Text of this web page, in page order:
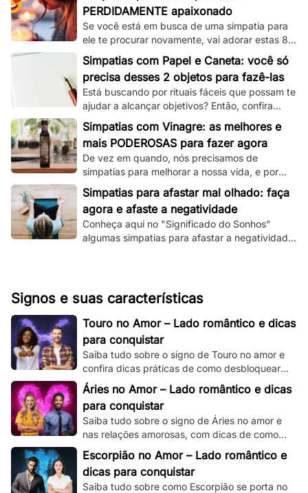
PERDIDAMENTE apaixonado
Se você está em busca de uma simpatia para
ele te procurar novamente, vai adorar estas 8
simpatias de amor e amarração que
separamos.
Simpatias com Papel e Caneta: você só
precisa desses 2 objetos para fazê-las
Está buscando por rituais fáceis que possam te
ajudar a alcançar objetivos? Então, confira
essas simpatias com papel e caneta.
Simpatias com Vinagre: as melhores e
mais PODEROSAS para fazer agora
De vez em quando, nós precisamos de
simpatias para melhorar a nossa vida, e por
isso, veja aqui as melhores que utilizam
vinagre!
Simpatias para afastar mal olhado: faça
agora e afaste a negatividade
Conheça aqui no "Significado do Sonhos"
algumas simpatias para afastar a negatividade
Signos e suas características
Touro no Amor – Lado romântico e dicas
para conquistar
Saiba tudo sobre o signo de Touro no amor e
confira dicas práticas de como desbloquear
seu lado romântico!
Áries no Amor – Lado romântico e dicas
para conquistar
Saiba tudo sobre o signo de Áries no amor e
nas relações amorosas, com dicas de como
destravar seu intenso e ardente lado
romântico.
Escorpião no Amor – Lado romântico e
dicas para conquistar
Saiba tudo sobre como Escorpião se porta no